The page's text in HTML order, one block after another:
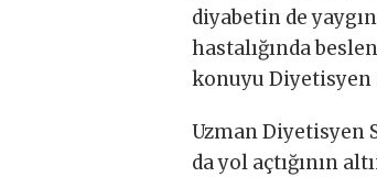
diyabetin de
hastalığında
konuyu Diyetisyen
Uzman Diyetisyen
da yol açtığının